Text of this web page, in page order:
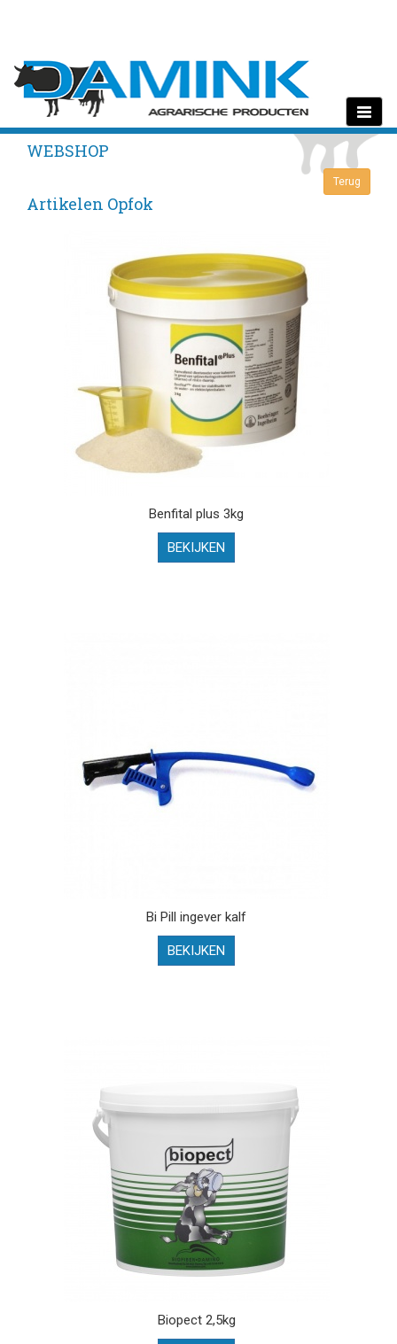
Toggle
WEBSHOP
Artikelen Opfok
Benfital plus 3kg
BEKIJKEN
Bi Pill ingever kalf
BEKIJKEN
Biopect 2,5kg